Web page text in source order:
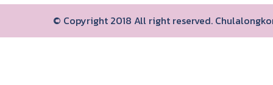
© Copyright 2018 All right reserved.